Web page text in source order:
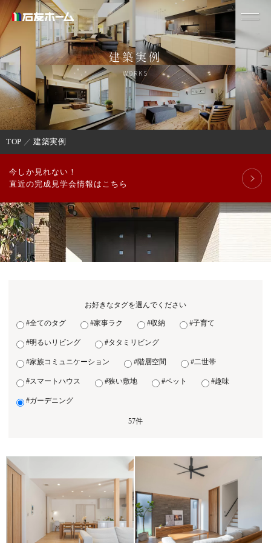
建築実例
WORKS
TOP 建築実例
今しか見れない！
直近の完成見学会情報はこちら
お好きなタグを選んでください
#全てのタグ #家事ラク #収納 #子育て
#明るいリビング #タタミリビング
#家族コミュニケーション #階層空間 #二世帯
#スマートハウス #狭い敷地 #ペット #趣味
#ガーデニング
57件